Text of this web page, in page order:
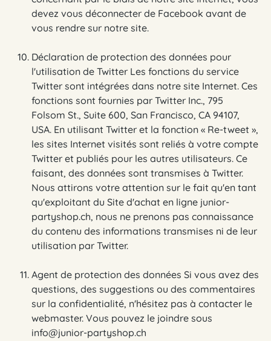
devez vous déconnecter de Facebook avant de
vous rendre sur notre site.
Déclaration de protection des données pour
l'utilisation de Twitter Les fonctions du service
Twitter sont intégrées dans notre site Internet. Ces
fonctions sont fournies par Twitter Inc., 795
Folsom St., Suite 600, San Francisco, CA 94107,
USA. En utilisant Twitter et la fonction « Re-tweet »,
les sites Internet visités sont reliés à votre compte
Twitter et publiés pour les autres utilisateurs. Ce
faisant, des données sont transmises à Twitter.
Nous attirons votre attention sur le fait qu'en tant
qu'exploitant du Site d'achat en ligne junior-
partyshop.ch, nous ne prenons pas connaissance
du contenu des informations transmises ni de leur
utilisation par Twitter.
Agent de protection des données Si vous avez des
questions, des suggestions ou des commentaires
sur la confidentialité, n'hésitez pas à contacter le
webmaster. Vous pouvez le joindre sous
info@junior-partyshop.ch